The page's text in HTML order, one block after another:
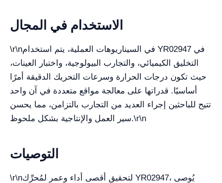
الاستخدام في المجال
\r\nفي السيناريوهات العملية، يتم استخدام YR02947 في
التخليق الكيميائي، والتجارب البيولوجية، واختبار العينات،
حيث تكون درجات الحرارة وسرعات التحريك الدقيقة أمرًا
أساسيًا. قدراتها على معالجة مواقع متعددة في آن واحد
تتيح للباحثين إجراء العديد من التجارب بالتزامن، مما يحسن
سير العمل والإنتاجية بشكل ملحوظ.\r\n
التوصيات
\r\nلتحقيق أقصى أداء وعمر لمُحرِّك YR02947، يُوصى